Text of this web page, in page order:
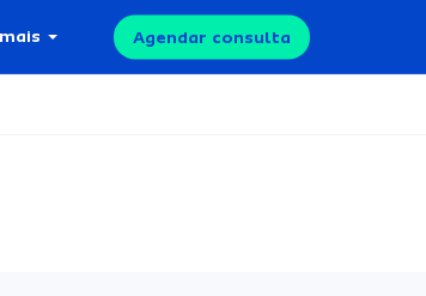
Agendar consulta